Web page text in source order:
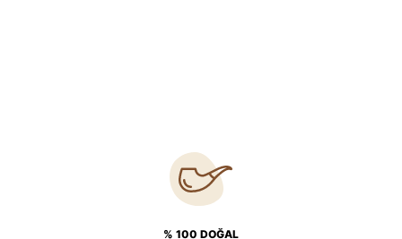
% 100 DOĞAL